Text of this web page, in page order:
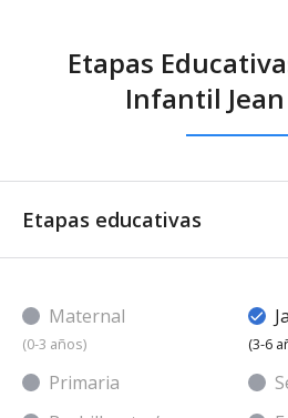
Etapas
Infantil
Etapas educativas
Maternal
(0-3 años) (3-6
Primaria